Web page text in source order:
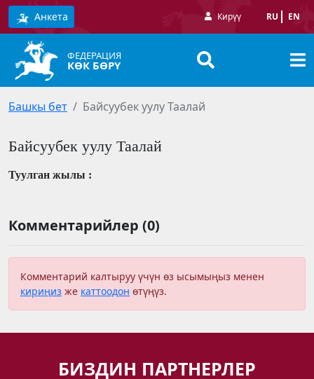
Анкета Кирүү RU EN
ФЕДЕРАЦИЯ
КӨК БӨРҮ
Башкы бет Байсуубек уулу Таалай
Байсуубек уулу Таалай
Туулган жылы :
Комментарийлер (0)
Комментарий калтыруу үчүн өз ысымыңыз менен
кириңиз же каттоодон өтүңүз.
БИЗДИН ПАРТНЕРЛЕР